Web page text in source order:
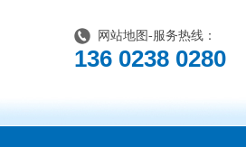
网站地图 -服务热线：
136 0238 0280